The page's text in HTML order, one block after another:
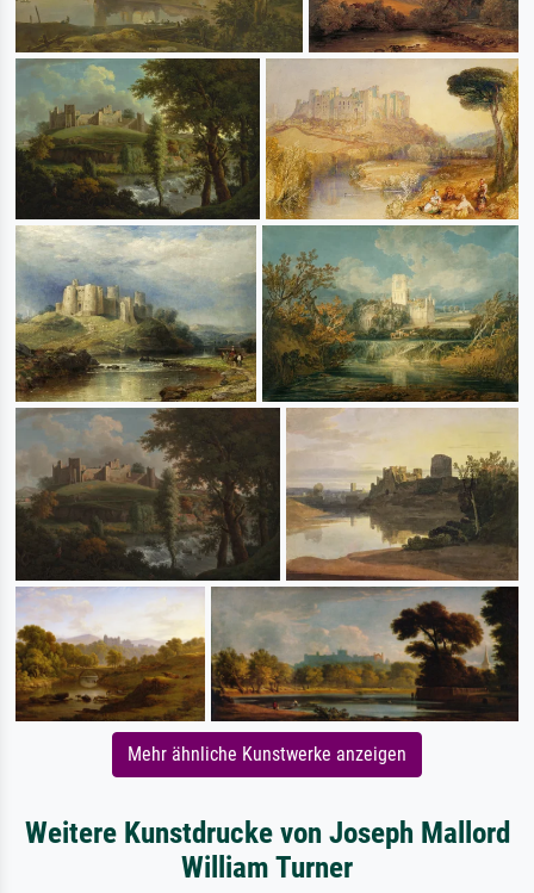
Mehr ähnliche Kunstwerke anzeigen
Weitere Kunstdrucke von Joseph Mallord
William Turner